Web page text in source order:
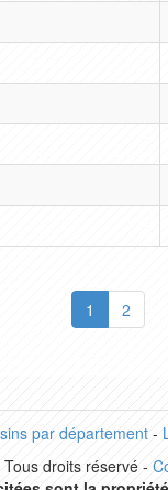
1 2
par département-
droits réservé -